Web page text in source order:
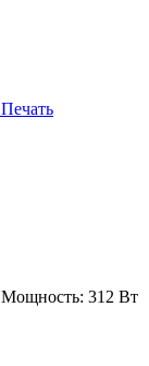
Печать
Мощность: 312 Вт